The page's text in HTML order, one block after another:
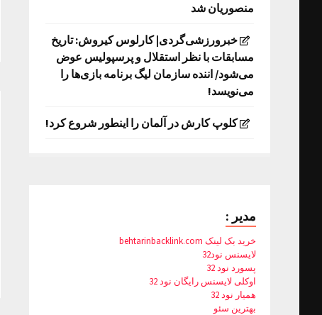
منصوریان شد
خبرورزشی‌گردی| کارلوس کیروش: تاریخ
مسابقات با نظر استقلال و پرسپولیس عوض
می‌شود/ اننده سازمان لیگ برنامه بازی‌ها را
می‌نویسد!
کلوپ کارش در آلمان را اینطور شروع کرد!
مدیر :
خرید بک لینک behtarinbacklink.com
لایسنس نود32
پسورد نود 32
اوکلی لایسنس رایگان نود 32
همیار نود 32
بهترین سئو